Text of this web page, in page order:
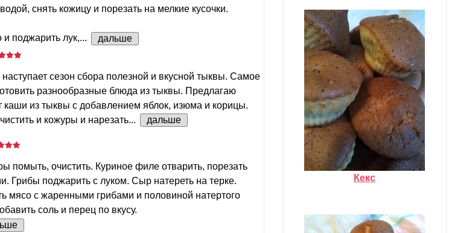
снять кожицу и порезать на мелкие кусочки.
и поджарить лук,...
дальше
сезон сбора полезной и вкусной тыквы. Самое
разнообразные блюда из тыквы. Предлагаю
каши из тыквы с добавлением яблок, изюма и корицы.
и кожуры и нарезать...
дальше
помыть, очистить. Куриное филе отварить, порезать
Грибы поджарить с луком. Сыр натереть на терке.
мясо с жаренными грибами и половиной натертого
соль и перец по вкусу.
Кекс